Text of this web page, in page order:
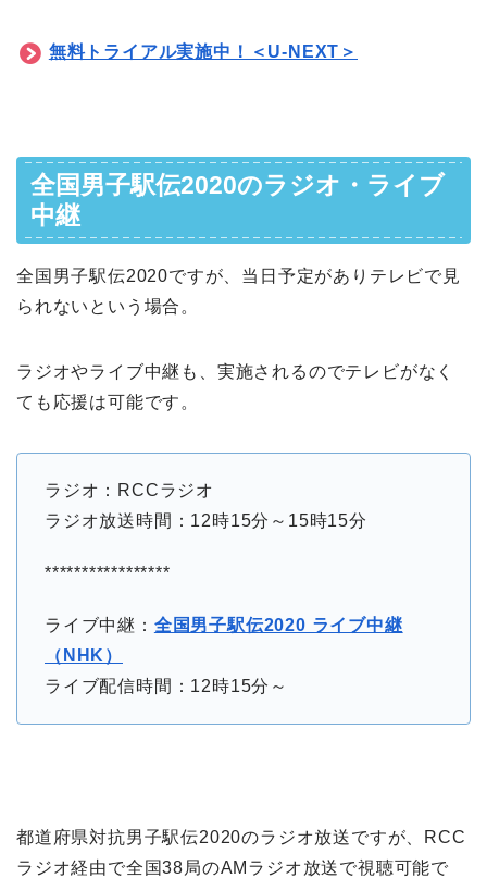
無料トライアル実施中！＜U-NEXT＞
全国男子駅伝2020のラジオ・ライブ
中継
全国男子駅伝2020ですが、当日予定がありテレビで見
られないという場合。
ラジオやライブ中継も、実施されるのでテレビがなく
ても応援は可能です。
ラジオ：RCCラジオ
ラジオ放送時間：12時15分～15時15分
*****************
ライブ中継： 全国男子駅伝2020 ライブ中継
（NHK）
ライブ配信時間：12時15分～
都道府県対抗男子駅伝2020のラジオ放送ですが、RCC
ラジオ経由で全国38局のAMラジオ放送で視聴可能で